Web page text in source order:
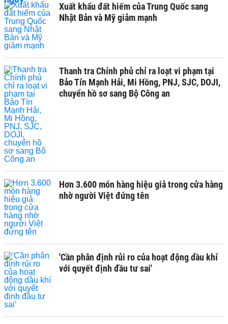
Xuất khẩu đất hiếm của Trung Quốc sang
Nhật Bản và Mỹ giảm mạnh
Thanh tra Chính phủ chỉ ra loạt vi phạm tại
Bảo Tín Mạnh Hải, Mi Hồng, PNJ, SJC, DOJI,
chuyển hồ sơ sang Bộ Công an
Hơn 3.600 món hàng hiệu giả trong cửa hàng
nhờ người Việt đứng tên
'Cần phân định rủi ro của hoạt động dầu khí
với quyết định đầu tư sai'